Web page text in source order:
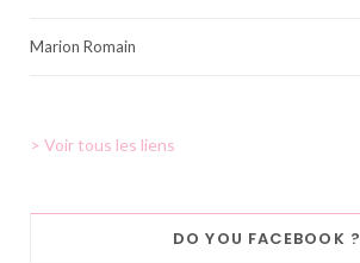
Marion Romain
> Voir tous les liens
DO YOU FACEBOOK ?